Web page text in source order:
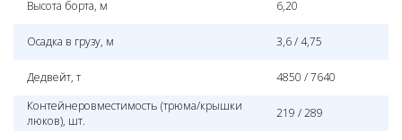
Высота борта, м 6,20
Осадка в грузу, м 3,6 / 4,75
Дедвейт, т
4850 / 7640
Контейнеровместимость (трюма/крышки
люков), шт.
219 / 289